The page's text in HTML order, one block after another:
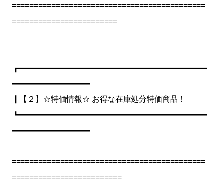
============================================
========================
┏━━━━━━━━━━━━━━━━━━━━━━━━
━━━━━━━━━━
┃【２】☆特価情報☆ お得な在庫処分特価商品！
┗━━━━━━━━━━━━━━━━━━━━━━━━
━━━━━━━━━━
============================================
=========================